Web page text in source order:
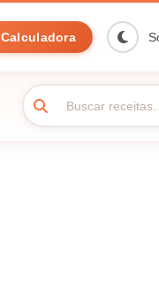
Calculadora